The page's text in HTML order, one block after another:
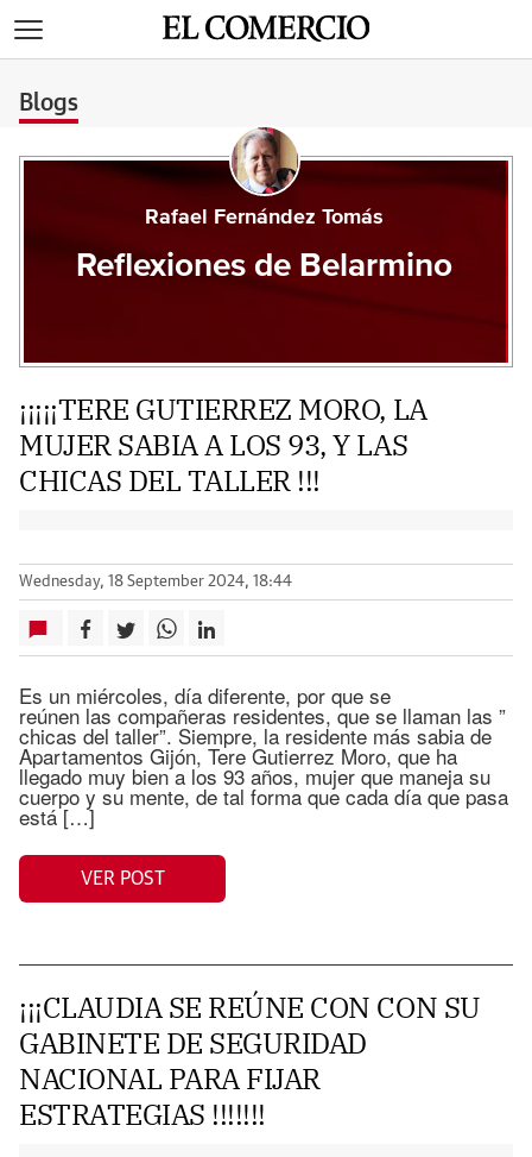
Blogs
Rafael Fernández Tomás
Reflexiones de Belarmino
¡¡¡¡¡TERE GUTIERREZ MORO, LA
MUJER SABIA A LOS 93, Y LAS
CHICAS DEL TALLER !!!
Wednesday, 18 September 2024, 18:44
Es un miércoles, día diferente, por que se
reúnen las compañeras residentes, que se llaman las ”
chicas del taller”. Siempre, la residente más sabia de
Apartamentos Gijón, Tere Gutierrez Moro, que ha
llegado muy bien a los 93 años, mujer que maneja su
cuerpo y su mente, de tal forma que cada día que pasa
está […]
VER POST
¡¡¡CLAUDIA SE REÚNE CON CON SU
GABINETE DE SEGURIDAD
NACIONAL PARA FIJAR
ESTRATEGIAS !!!!!!!